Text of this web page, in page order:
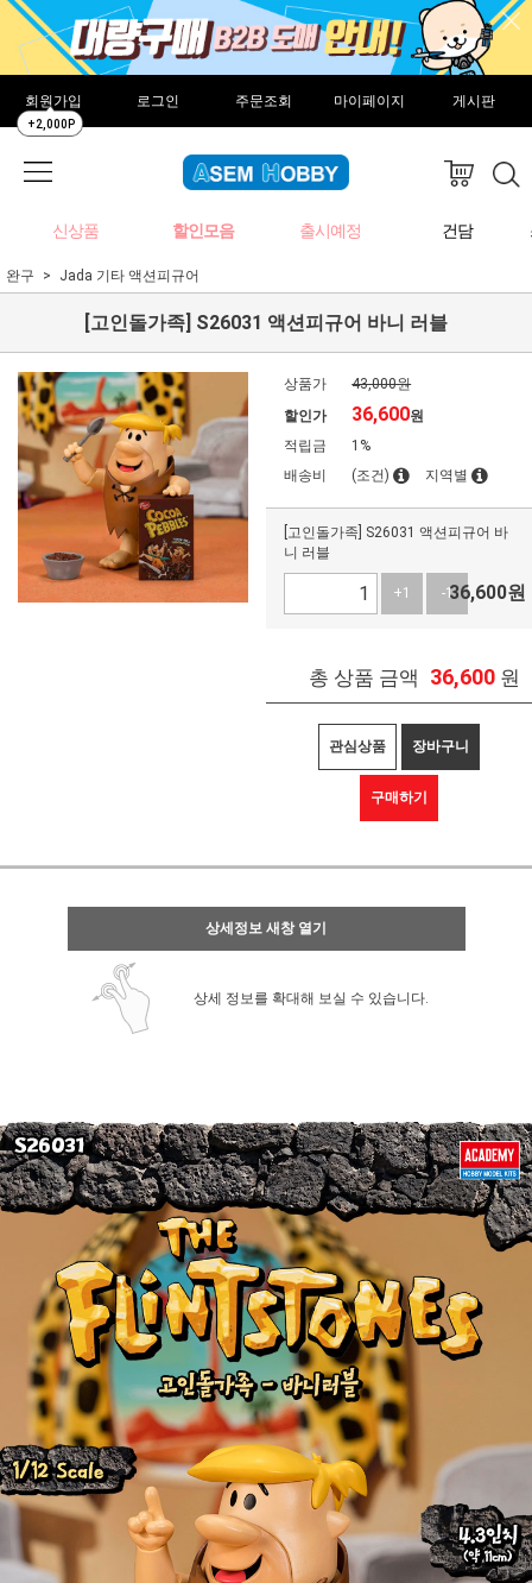
회원가입
+2,000P
로그인 주문조회 마이페이지 게시판
신상품 할인모음 출시예정 건담
완구 Jada 기타 액션피규어
[고인돌가족] S26031 액션피규어 바니 러블
상품가
43,000원
할인가
36,600원
적립금
1%
배송비
(조건) 지역별
[고인돌가족] S26031 액션피규어 바
니 러블
+1 -136,600원
총 상품 금액 36,600 원
관심상품 장바구니
구매하기
상세정보 새창 열기
상세 정보를 확대해 보실 수 있습니다.